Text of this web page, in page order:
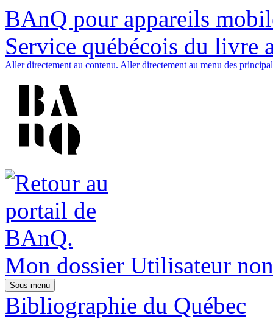
BAnQ pour appareils
Service québécois du livre
Aller directement au contenu. Aller directement au menu des
Mon dossier Utilisateur
Sous-menu
Bibliographie du Québec